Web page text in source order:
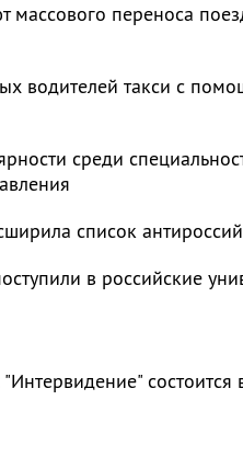
массового переноса
водителей такси с
среди
список
в российские
состоится